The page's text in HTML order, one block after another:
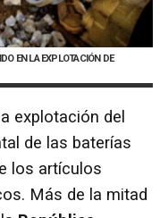
EN LA EXPLOTACIÓN DE
explotación del
de las baterías
los artículos
Más de la mitad